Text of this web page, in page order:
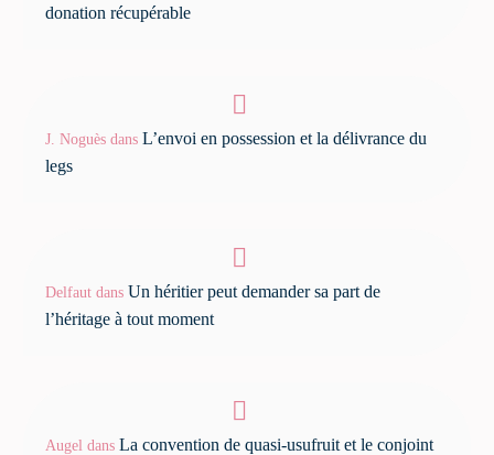
donation récupérable
J. Noguès dans L’envoi en possession et la délivrance du
legs
Delfaut dans Un héritier peut demander sa part de
l’héritage à tout moment
Augel dans La convention de quasi-usufruit et le conjoint